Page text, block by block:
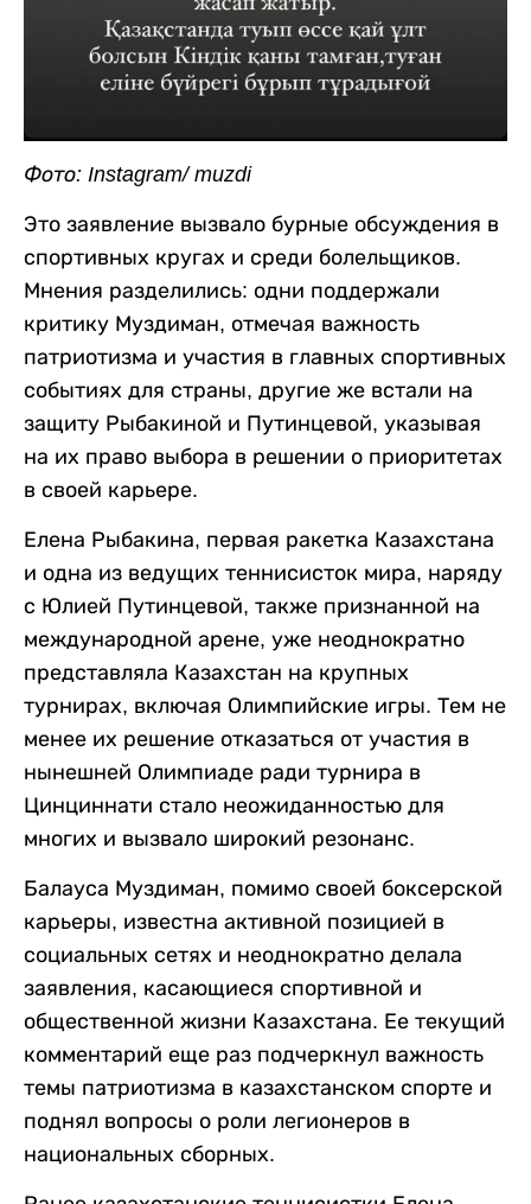
Фото: Instagram/ muzdi
Это заявление вызвало бурные обсуждения в
спортивных кругах и среди болельщиков.
Мнения разделились: одни поддержали
критику Муздиман, отмечая важность
патриотизма и участия в главных спортивных
событиях для страны, другие же встали на
защиту Рыбакиной и Путинцевой, указывая
на их право выбора в решении о приоритетах
в своей карьере.
Елена Рыбакина, первая ракетка Казахстана
и одна из ведущих теннисисток мира, наряду
с Юлией Путинцевой, также признанной на
международной арене, уже неоднократно
представляла Казахстан на крупных
турнирах, включая Олимпийские игры. Тем не
менее их решение отказаться от участия в
нынешней Олимпиаде ради турнира в
Цинциннати стало неожиданностью для
многих и вызвало широкий резонанс.
Балауса Муздиман, помимо своей боксерской
карьеры, известна активной позицией в
социальных сетях и неоднократно делала
заявления, касающиеся спортивной и
общественной жизни Казахстана. Ее текущий
комментарий еще раз подчеркнул важность
темы патриотизма в казахстанском спорте и
поднял вопросы о роли легионеров в
национальных сборных.